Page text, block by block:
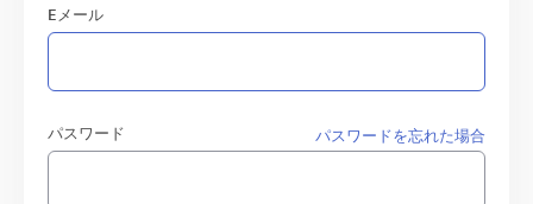
Eメール
パスワード パスワードを忘れた場合